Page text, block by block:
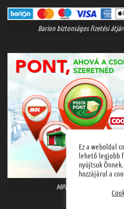
Barion biztonságos fizetési
MPL házhozszállítás
Ez a weboldal
lehető legjobb
nyújtsuk
hozzájárul a